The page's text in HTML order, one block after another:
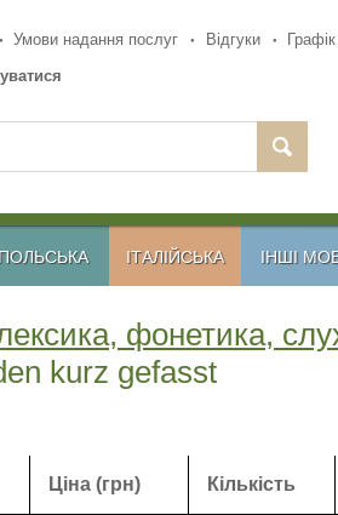
Умови надання послуг Відгуки
ПОЛЬСЬКА ІТАЛІЙСЬКА ІНШІ
фонетика,
kurz gefasst
Ціна (грн) Кількість